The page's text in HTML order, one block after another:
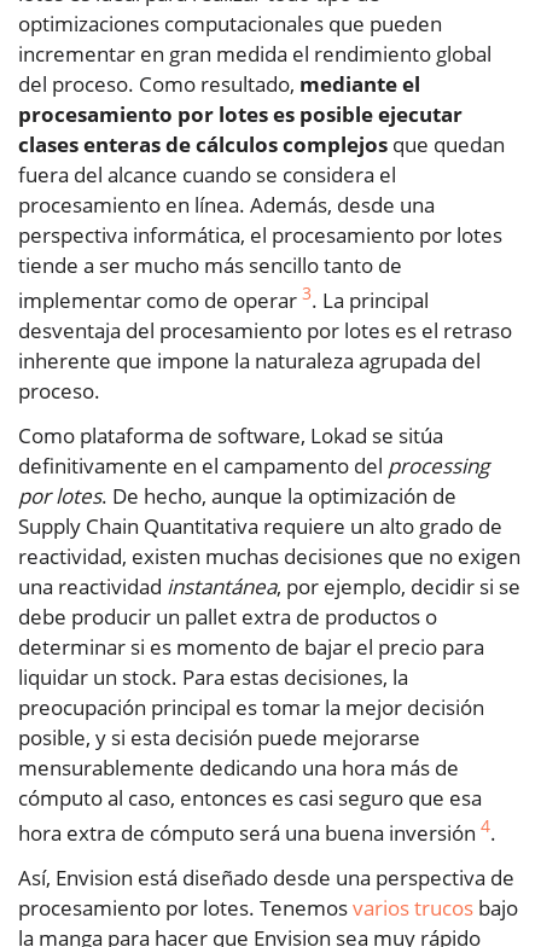
optimizaciones computacionales que pueden
incrementar en gran medida el rendimiento global
del proceso. Como resultado, mediante el
procesamiento por lotes es posible ejecutar
clases enteras de cálculos complejos que quedan
fuera del alcance cuando se considera el
procesamiento en línea. Además, desde una
perspectiva informática, el procesamiento por lotes
tiende a ser mucho más sencillo tanto de
implementar como de operar 3. La principal
desventaja del procesamiento por lotes es el retraso
inherente que impone la naturaleza agrupada del
proceso.
Como plataforma de software, Lokad se sitúa
definitivamente en el campamento del processing
por lotes. De hecho, aunque la optimización de
Supply Chain Quantitativa requiere un alto grado de
reactividad, existen muchas decisiones que no exigen
una reactividad instantánea, por ejemplo, decidir si se
debe producir un pallet extra de productos o
determinar si es momento de bajar el precio para
liquidar un stock. Para estas decisiones, la
preocupación principal es tomar la mejor decisión
posible, y si esta decisión puede mejorarse
mensurablemente dedicando una hora más de
cómputo al caso, entonces es casi seguro que esa
hora extra de cómputo será una buena inversión 4.
Así, Envision está diseñado desde una perspectiva de
procesamiento por lotes. Tenemosvarios trucos bajo
la manga para hacer que Envision sea muy rápido